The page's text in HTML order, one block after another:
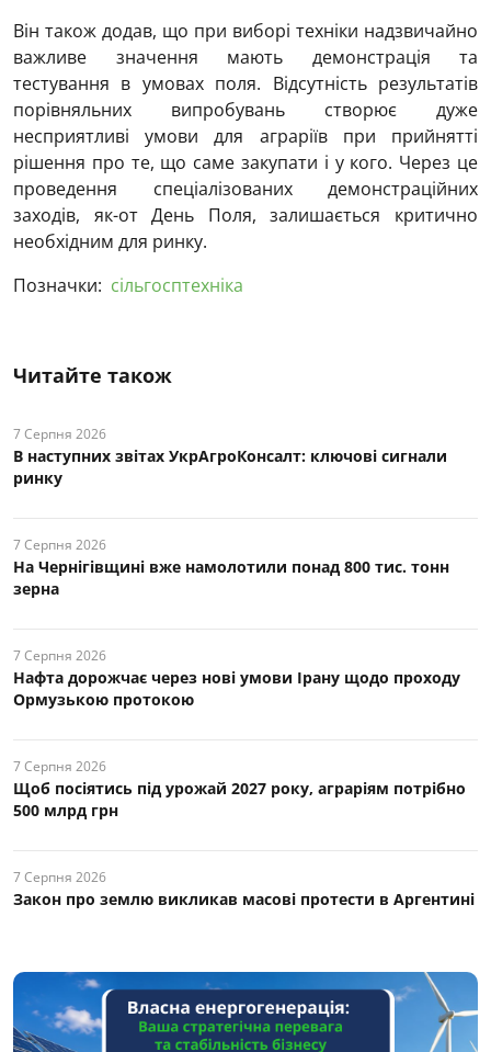
Він також додав, що при виборі техніки надзвичайно
важливе значення мають демонстрація та
тестування в умовах поля. Відсутність результатів
порівняльних випробувань створює дуже
несприятливі умови для аграріїв при прийнятті
рішення про те, що саме закупати і у кого. Через це
проведення спеціалізованих демонстраційних
заходів, як-от День Поля, залишається критично
необхідним для ринку.
Позначки: сільгосптехніка
Читайте також
7 Серпня 2026
В наступних звітах УкрАгроКонсалт: ключові cигнали
ринку
7 Серпня 2026
На Чернігівщині вже намолотили понад 800 тис. тонн
зерна
7 Серпня 2026
Нафта дорожчає через нові умови Ірану щодо проходу
Ормузькою протокою
7 Серпня 2026
Щоб посіятись під урожай 2027 року, аграріям потрібно
500 млрд грн
7 Серпня 2026
Закон про землю викликав масові протести в Аргентині